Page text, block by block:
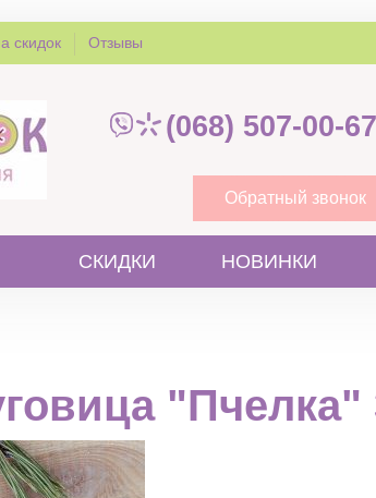
скидок Отзывы
(068) 507-00-67
Обратный звонок
СКИДКИ НОВИНКИ
"Пчелка"